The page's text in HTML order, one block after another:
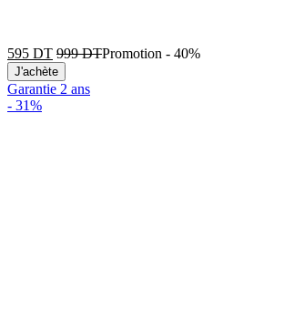
595 DT 999DTPromotion - 40%
J'achète
Garantie 2 ans
- 31%